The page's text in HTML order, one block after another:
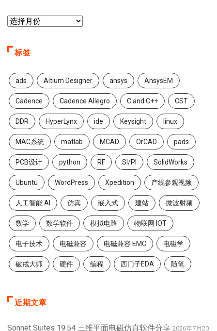
标签
ads Altium Designer ansys AnsysEM
Cadence Cadence Allegro C and C++ CST
DDR HyperLynx ide Keysight linux
MAC系统 matlab MCAD OrCAD pads
PCB设计 python RF SI/PI SolidWorks
Ubuntu WordPress Xpedition 产线参观视频
人工智能 AI 仿真 嵌入式 建站 微波射频
数学 数学软件 模拟电路 物联网 IOT
电子技术 电磁兼容 电磁兼容 EMC 电磁学
破戒大师 硬件 编程 西门子EDA 随笔
近期文章
Sonnet Suites 19.54 三维平面电磁仿真软件分享 2026年7月20